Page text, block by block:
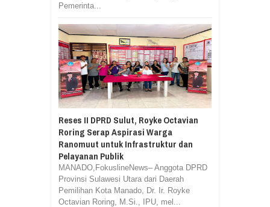
Pemerinta...
Reses II DPRD Sulut, Royke Octavian
Roring Serap Aspirasi Warga
Ranomuut untuk Infrastruktur dan
Pelayanan Publik
MANADO,FokuslineNews– Anggota DPRD
Provinsi Sulawesi Utara dari Daerah
Pemilihan Kota Manado, Dr. Ir. Royke
Octavian Roring, M.Si., IPU, mel...